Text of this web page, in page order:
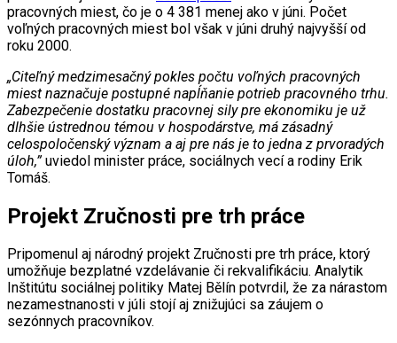
pracovných miest, čo je o 4 381 menej ako v júni. Počet
voľných pracovných miest bol však v júni druhý najvyšší od
roku 2000.
„Citeľný medzimesačný pokles počtu voľných pracovných
miest naznačuje postupné napĺňanie potrieb pracovného trhu.
Zabezpečenie dostatku pracovnej sily pre ekonomiku je už
dlhšie ústrednou témou v hospodárstve, má zásadný
celospoločenský význam a aj pre nás je to jedna z prvoradých
úloh,”uviedol minister práce, sociálnych vecí a rodiny Erik
Tomáš.
Projekt Zručnosti pre trh práce
Pripomenul aj národný projekt Zručnosti pre trh práce, ktorý
umožňuje bezplatné vzdelávanie či rekvalifikáciu. Analytik
Inštitútu sociálnej politiky Matej Bělín potvrdil, že za nárastom
nezamestnanosti v júli stojí aj znižujúci sa záujem o
sezónnych pracovníkov.